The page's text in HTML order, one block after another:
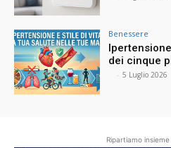
Benessere
dei cinque
- 5 Luglio 2026
Ripartiamo